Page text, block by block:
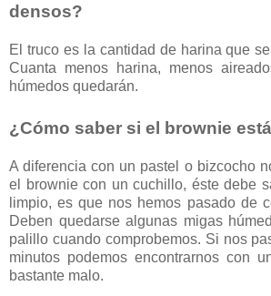
densos?
El truco es la cantidad de harina que
Cuanta menos harina, menos
húmedos quedarán.
¿Cómo saber si el brownie
A diferencia con un pastel o bizcocho
el brownie con un cuchillo, éste debe
limpio, es que nos hemos pasado de
Deben quedarse algunas migas
palillo cuando comprobemos. Si nos
minutos podemos encontrarnos con
bastante malo.